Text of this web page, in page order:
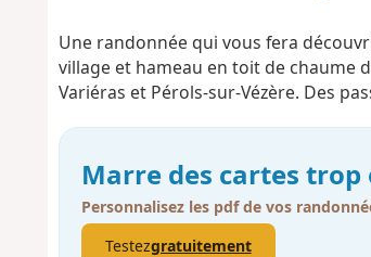
Une randonnée qui vous fera
village et hameau en toit de chaume
Variéras et Pérols-sur-Vézère. Des
Marre des cartes trop
Personnalisez les pdf de vos
Testezgratuitement